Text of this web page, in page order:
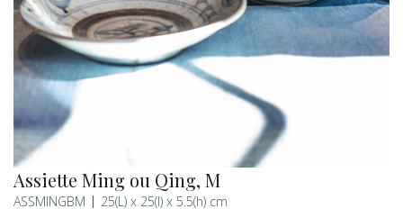
Assiette Ming ou Qing, M
ASSMINGBM 25(L) x 25(l) x 5.5(h) cm